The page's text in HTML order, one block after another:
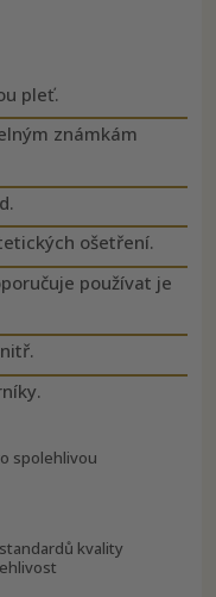
pleť.
známkám
ošetření.
používat je
spolehlivou
kvality